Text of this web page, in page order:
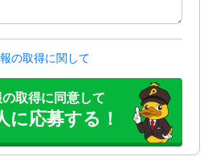
の取得に関して
取得に同意して
に応募する！